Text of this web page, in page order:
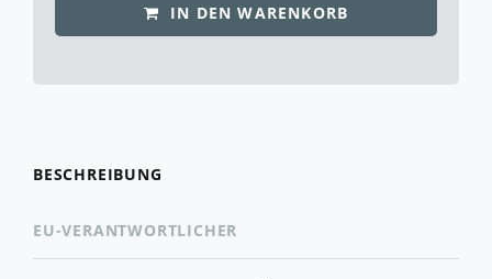
IN DEN WARENKORB
BESCHREIBUNG
EU-VERANTWORTLICHER